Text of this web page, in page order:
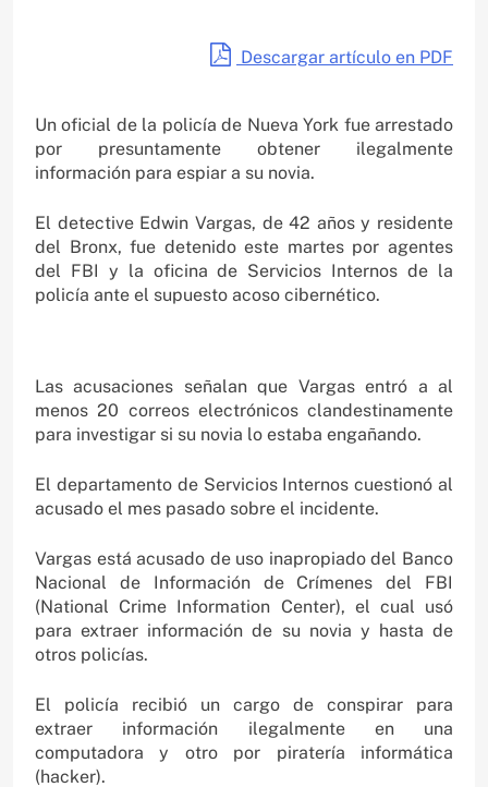
Descargar artículo en PDF
Un oficial de la policía de Nueva York fue arrestado
por presuntamente obtener ilegalmente
información para espiar a su novia.
El detective Edwin Vargas, de 42 años y residente
del Bronx, fue detenido este martes por agentes
del FBI y la oficina de Servicios Internos de la
policía ante el supuesto acoso cibernético.
Las acusaciones señalan que Vargas entró a al
menos 20 correos electrónicos clandestinamente
para investigar si su novia lo estaba engañando.
El departamento de Servicios Internos cuestionó al
acusado el mes pasado sobre el incidente.
Vargas está acusado de uso inapropiado del Banco
Nacional de Información de Crímenes del FBI
(National Crime Information Center), el cual usó
para extraer información de su novia y hasta de
otros policías.
El policía recibió un cargo de conspirar para
extraer información ilegalmente en una
computadora y otro por piratería informática
(hacker).